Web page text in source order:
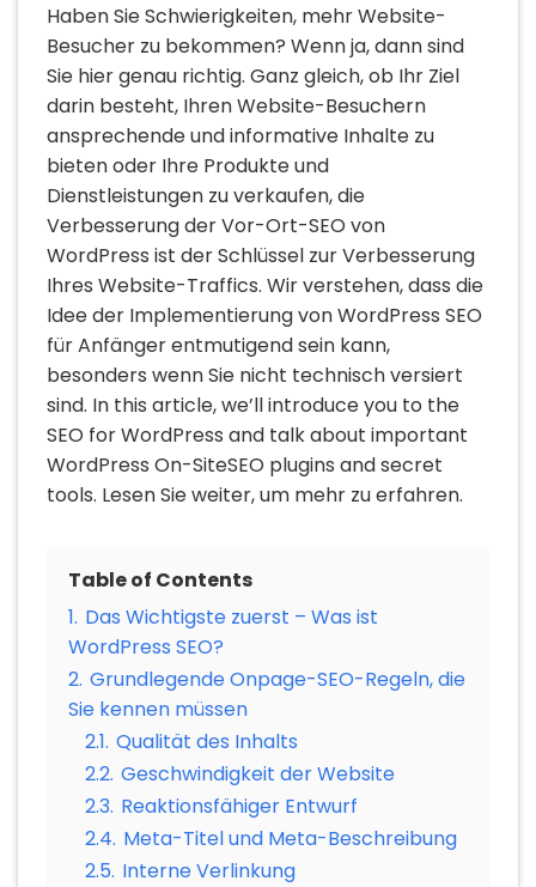
Haben Sie Schwierigkeiten, mehr Website-
Besucher zu bekommen? Wenn ja, dann sind
Sie hier genau richtig. Ganz gleich, ob Ihr Ziel
darin besteht, Ihren Website-Besuchern
ansprechende und informative Inhalte zu
bieten oder Ihre Produkte und
Dienstleistungen zu verkaufen, die
Verbesserung der Vor-Ort-SEO von
WordPress ist der Schlüssel zur Verbesserung
Ihres Website-Traffics. Wir verstehen, dass die
Idee der Implementierung von WordPress SEO
für Anfänger entmutigend sein kann,
besonders wenn Sie nicht technisch versiert
sind. In this article, we’ll introduce you to the
SEO for WordPress and talk about important
WordPress On-SiteSEO plugins and secret
tools. Lesen Sie weiter, um mehr zu erfahren.
Table of Contents
1. Das Wichtigste zuerst – Was ist
WordPress SEO?
2. Grundlegende Onpage-SEO-Regeln, die
Sie kennen müssen
2.1. Qualität des Inhalts
2.2. Geschwindigkeit der Website
2.3. Reaktionsfähiger Entwurf
2.4. Meta-Titel und Meta-Beschreibung
2.5. Interne Verlinkung